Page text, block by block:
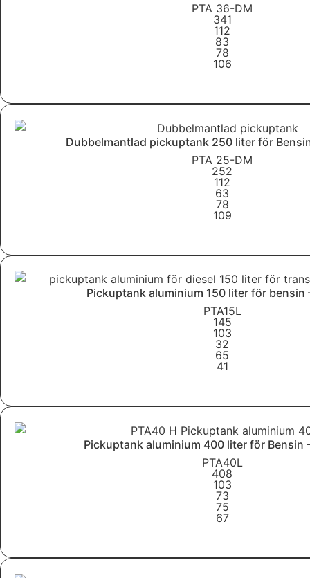
PTA 36-DM
341
112
83
78
106
Dubbelmantlad pickuptank 250 liter för
PTA 25-DM
252
112
63
78
109
Pickuptank aluminium 150 liter för bensin
PTA15L
145
103
32
65
41
Pickuptank aluminium 400 liter för Bensin
PTA40L
408
103
73
75
67